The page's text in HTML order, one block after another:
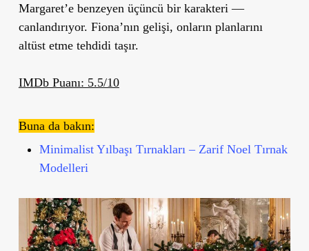
Margaret’e benzeyen üçüncü bir karakteri —
canlandırıyor. Fiona’nın gelişi, onların planlarını
altüst etme tehdidi taşır.
IMDb Puanı: 5.5/10
Buna da bakın:
Minimalist Yılbaşı Tırnakları – Zarif Noel Tırnak
Modelleri